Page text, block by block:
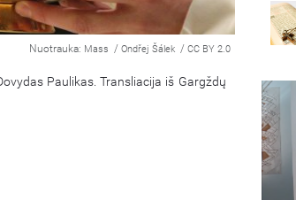
Nuotrauka: Mass / Ondřej Šálek / CC BY 2.0
Paulikas. Transliacija iš Gargždų